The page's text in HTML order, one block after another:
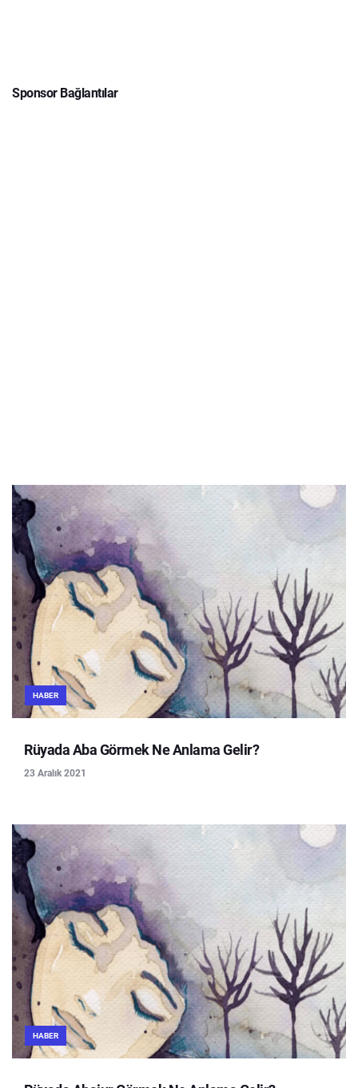
Sponsor Bağlantılar
HABER
Rüyada Aba Görmek Ne Anlama Gelir?
23 Aralık 2021
HABER